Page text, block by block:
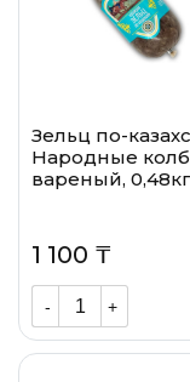
Зельц по-
Народные
вареный,
1 100 ₸
- +